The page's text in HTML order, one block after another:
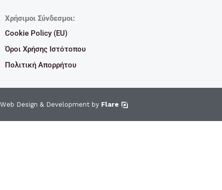
Χρήσιμοι Σύνδεσμοι:
Cookie Policy (EU)
Όροι Χρήσης Ιστότοπου
Πολιτική Απορρήτου
Web Design & Development by Flare